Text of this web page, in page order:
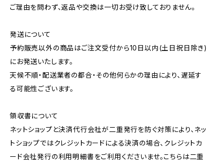
ご理由を問わず、返品や交換は一切お受け致しておりません。
発送について
予約販売以外の商品はご注文受付から10日以内(土日祝日除き)
にお発送いたします。
天候不順・配送業者の都合・その他何らかの理由により、遅延す
る可能性ございます。
領収書について
ネットショップと決済代行会社が二重発行を防ぐ対策により、ネッ
トショップではクレジットカードによる決済の場合、クレジットカ
ード会社発行の利用明細書をご利用くださいませ。こちらは二重